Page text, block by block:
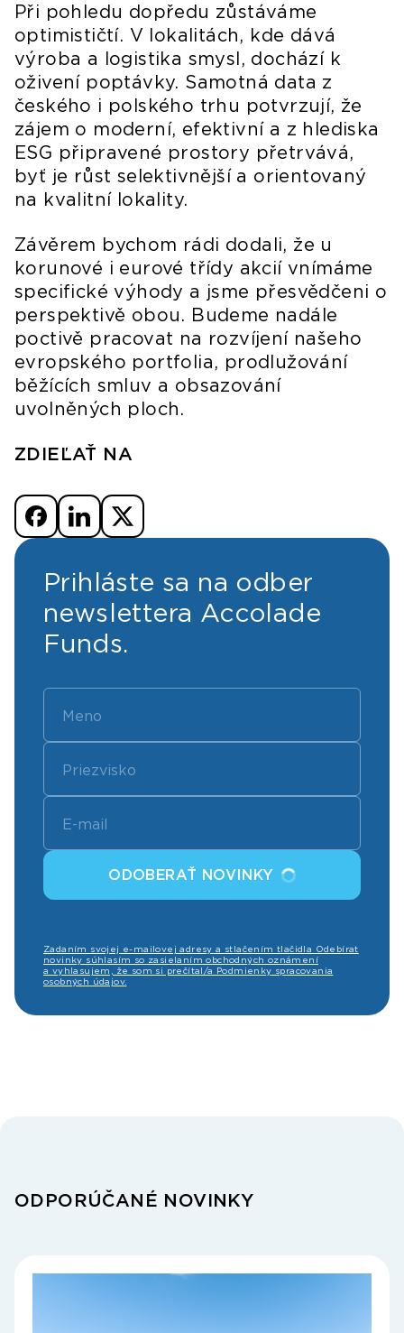
Při pohledu dopředu zůstáváme
optimističtí. V lokalitách, kde dává
výroba a logistika smysl, dochází k
oživení poptávky. Samotná data z
českého i polského trhu potvrzují, že
zájem o moderní, efektivní a z hlediska
ESG připravené prostory přetrvává,
byť je růst selektivnější a orientovaný
na kvalitní lokality.
Závěrem bychom rádi dodali, že u
korunové i eurové třídy akcií vnímáme
specifické výhody a jsme přesvědčeni o
perspektivě obou. Budeme nadále
poctivě pracovat na rozvíjení našeho
evropského portfolia, prodlužování
běžících smluv a obsazování
uvolněných ploch.
Prihláste sa na odber
newslettera Accolade
Funds.
ODOBERAŤ NOVINKY
Zadaním svojej e-mailovej adresy a stlačením tlačidla Odebírat
novinky súhlasím so zasielaním obchodných oznámení
a vyhlasujem, že som si prečítal/a Podmienky spracovania
osobných údajov.
ZDIEĽAŤ NA
ODPORÚČANÉ NOVINKY